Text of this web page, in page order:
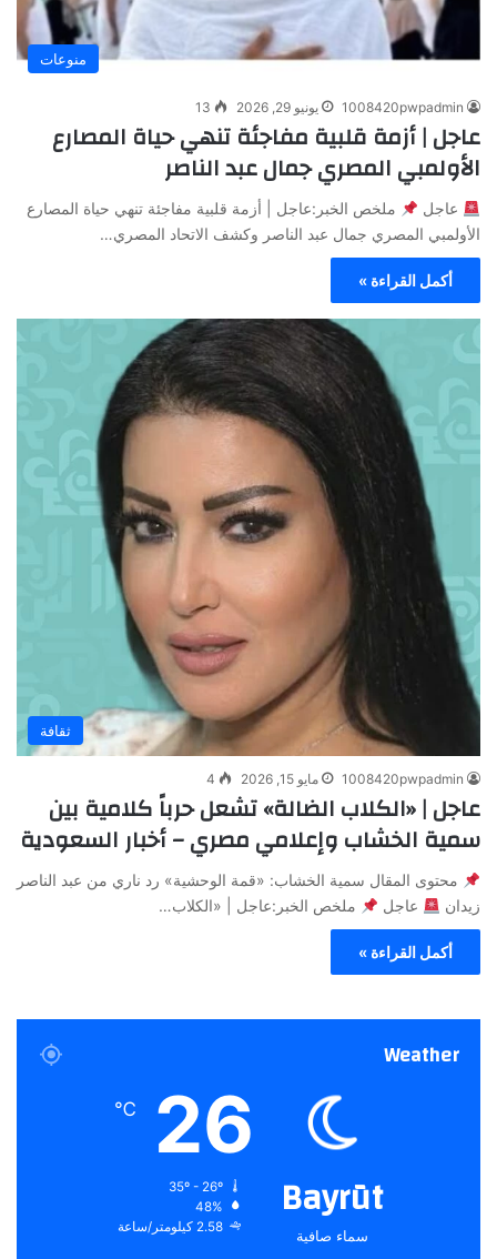
منوعات
1008420pwpadmin يونيو 29, 2026 13
عاجل | أزمة قلبية مفاجئة تنهي حياة المصارع
الأولمبي المصري جمال عبد الناصر
عاجل
ملخص الخبر:عاجل | أزمة قلبية مفاجئة تنهي حياة المصارع
الأولمبي المصري جمال عبد الناصر وكشف الاتحاد المصري…
أكمل القراءة »
ثقافة
1008420pwpadmin مايو 15, 2026 4
عاجل | «الكلاب الضالة» تشعل حرباً كلامية بين
سمية الخشاب وإعلامي مصري – أخبار السعودية
محتوى المقال سمية الخشاب: «قمة الوحشية» رد ناري من عبد الناصر
زيدان
عاجل ملخص الخبر:عاجل | «الكلاب…
أكمل القراءة »
Weather
Bayrūt
سماء صافية
26
℃
48%
2.58 كيلومتر/ساعة